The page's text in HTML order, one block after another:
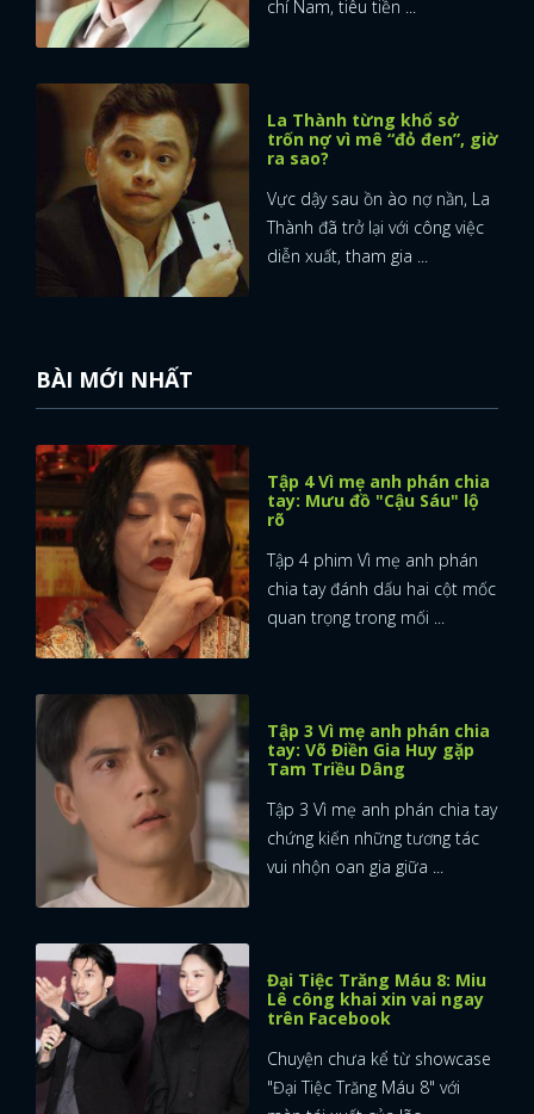
chí Nam, tiêu tiền ...
La Thành từng khổ sở
trốn nợ vì mê “đỏ đen”, giờ
ra sao?
Vực dậy sau ồn ào nợ nần, La
Thành đã trở lại với công việc
diễn xuất, tham gia ...
BÀI MỚI NHẤT
Tập 4 Vì mẹ anh phán chia
tay: Mưu đồ "Cậu Sáu" lộ
rõ
Tập 4 phim Vì mẹ anh phán
chia tay đánh dấu hai cột mốc
quan trọng trong mối ...
Tập 3 Vì mẹ anh phán chia
tay: Võ Điền Gia Huy gặp
Tam Triều Dâng
Tập 3 Vì mẹ anh phán chia tay
chứng kiến những tương tác
vui nhộn oan gia giữa ...
Đại Tiệc Trăng Máu 8: Miu
Lê công khai xin vai ngay
trên Facebook
Chuyện chưa kể từ showcase
"Đại Tiệc Trăng Máu 8" với